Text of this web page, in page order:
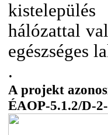
hálózattal
egészséges
.
A projekt
ÉAOP-5.1.2/D-